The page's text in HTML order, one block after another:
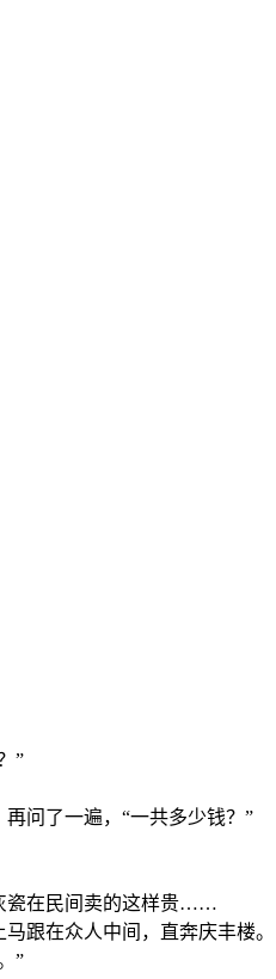
”
问了一遍，“一共多少钱？”
瓷在民间卖的这样贵……
跟在众人中间，直奔庆丰楼。
”